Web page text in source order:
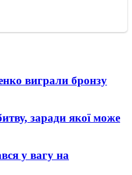
виграли бронзу
заради якої може
у вагу на